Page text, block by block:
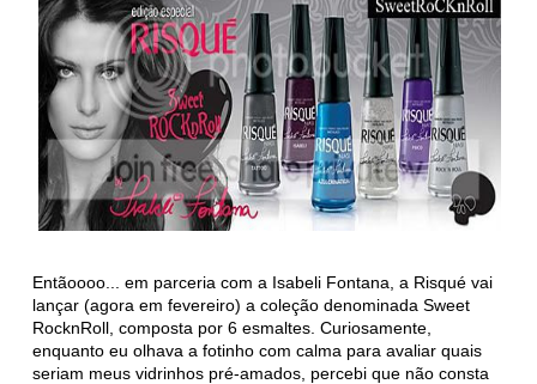
Entãoooo... em parceria com a Isabeli Fontana, a Risqué vai
lançar (agora em fevereiro) a coleção denominada Sweet
RocknRoll, composta por 6 esmaltes. Curiosamente,
enquanto eu olhava a fotinho com calma para avaliar quais
seriam meus vidrinhos pré-amados, percebi que não consta